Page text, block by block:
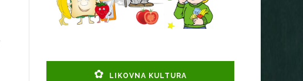
LIKOVNA KULTURA